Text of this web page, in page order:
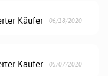
Käufer 06/18/2020
Käufer 05/07/2020